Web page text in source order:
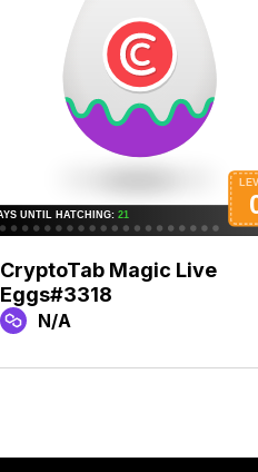
CryptoTab Magic Live
Eggs#3318
N/A